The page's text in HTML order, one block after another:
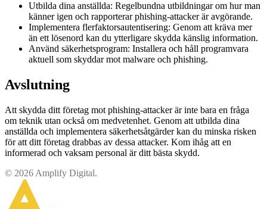
Utbilda dina anställda: Regelbundna utbildningar om hur man
känner igen och rapporterar phishing-attacker är avgörande.
Implementera flerfaktorsautentisering: Genom att kräva mer
än ett lösenord kan du ytterligare skydda känslig information.
Använd säkerhetsprogram: Installera och håll programvara
aktuell som skyddar mot malware och phishing.
Avslutning
Att skydda ditt företag mot phishing-attacker är inte bara en fråga
om teknik utan också om medvetenhet. Genom att utbilda dina
anställda och implementera säkerhetsåtgärder kan du minska risken
för att ditt företag drabbas av dessa attacker. Kom ihåg att en
informerad och vaksam personal är ditt bästa skydd.
© 2026 Amplify Digital.